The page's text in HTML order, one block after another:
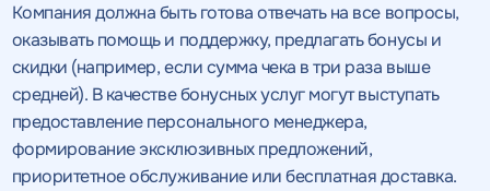
Компания должна быть готова отвечать на все вопросы,
оказывать помощь и поддержку, предлагать бонусы и
скидки (например, если сумма чека в три раза выше
средней). В качестве бонусных услуг могут выступать
предоставление персонального менеджера,
формирование эксклюзивных предложений,
приоритетное обслуживание или бесплатная доставка.